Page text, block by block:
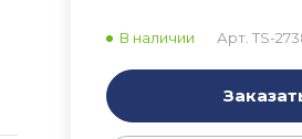
В наличии Арт. TS-